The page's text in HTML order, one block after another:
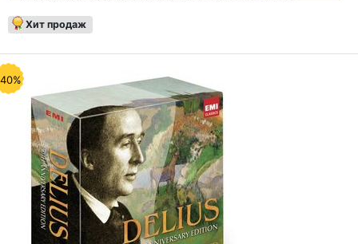
Матфею", "Страсти по святому Иоанну", Мессу си-
минор и большой выбор кантат и мотетов, впервые
компакт-дисках. Издание поставляется в современной
коробке с крышкой и 32-страничным буклетом и
предлагает непревзойденное соотношение цены и
качества.
Рецензии
Audio 2/86: "Результат - сенсация, независимо от того,
где вы слушаете: Все здесь на месте" (BWV 232)
FonoForum 1/90: "Хор Монтеверди выступает на
высоком уровне. Оркестр отвечает на постоянное
движение Гардинера вперед с энергией и расставляет
ритмически четкие акценты ритмически заостренные
акценты" (BWV 244)
Хит продаж